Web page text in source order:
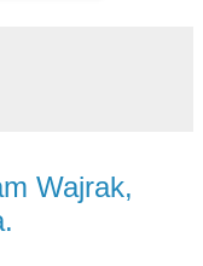
Wajrak,